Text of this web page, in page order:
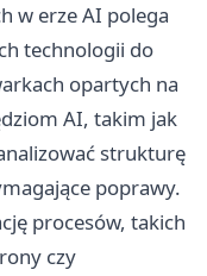
w erze AI polega
technologii do
opartych na
AI, takim jak
strukturę
poprawy.
procesów, takich
czy